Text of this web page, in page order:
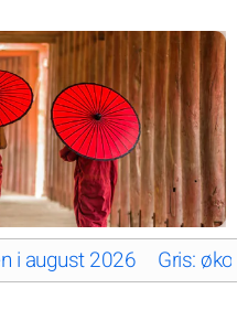
i august 2026 Gris: